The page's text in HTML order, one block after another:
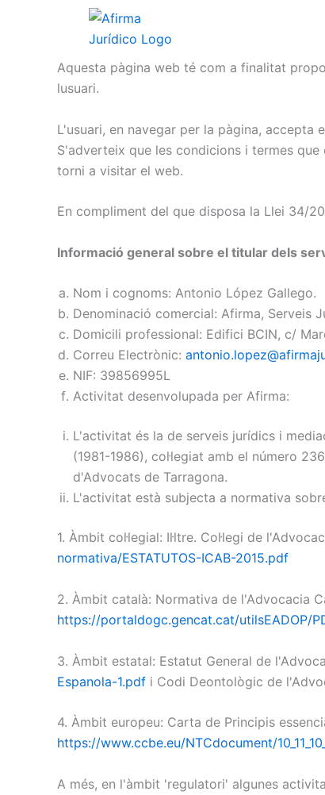
Aquesta pàgina web té com a finalitat
lusuari.
L'usuari, en navegar per la pàgina,
S'adverteix que les condicions i termes
torni a visitar el web.
En compliment del que disposa la Llei 34/
Informació general sobre el titular dels
Nom i cognoms: Antonio López Gallego.
Denominació comercial: Afirma, Serveis
Domicili professional: Edifici BCIN, c/
Correu Electrònic:
NIF: 39856995L
Activitat desenvolupada per Afirma:
L'activitat és la de serveis jurídics i
(1981-1986), col·legiat amb el número
d'Advocats de Tarragona.
L'activitat està subjecta a normativa
1. Àmbit col·legial: Il·ltre. Col·legi de
normativa/ESTATUTOS-ICAB-2015.pdf
2. Àmbit català: Normativa de l'Advocacia
https://portaldogc.gencat.cat/utilsEADOP/
3. Àmbit estatal: Estatut General de
Espanola-1.pdf i Codi Deontològic de
4. Àmbit europeu: Carta de Principis
https://www.ccbe.eu/NTCdocument/
A més, en l'àmbit 'regulatori' algunes